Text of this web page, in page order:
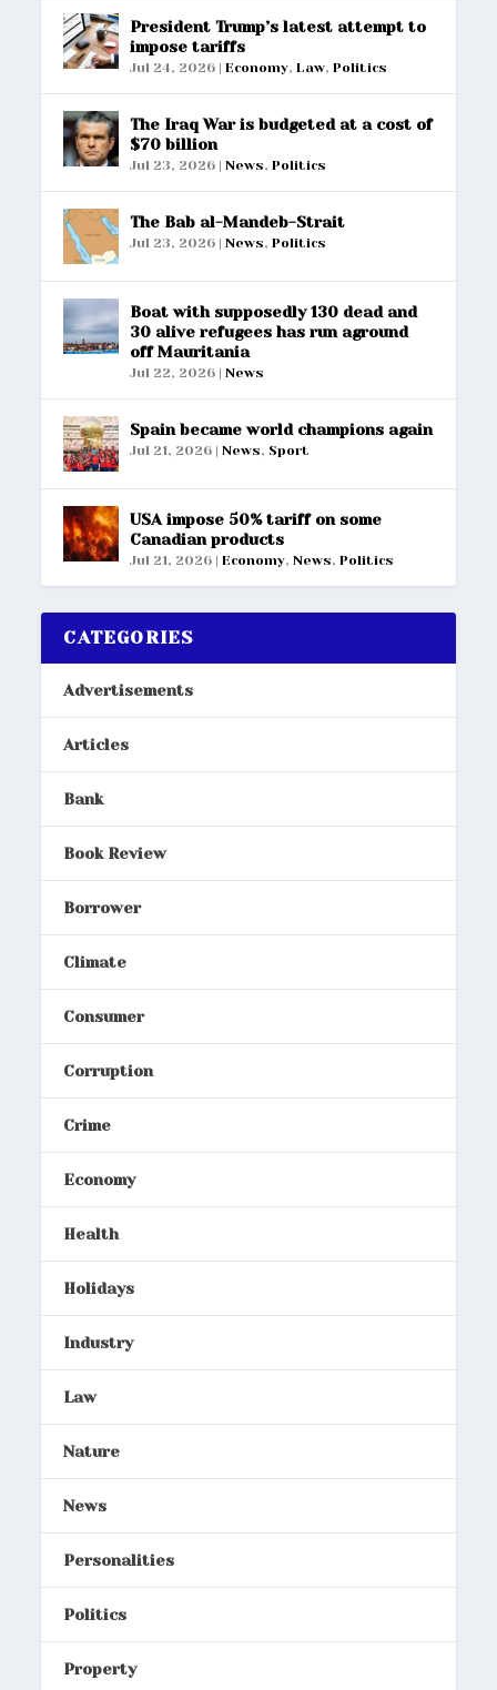
President Trump’s latest attempt to
impose tariffs
Jul 24, 2026 |Economy,Law,Politics
The Iraq War is budgeted at a cost of
$70 billion
Jul 23, 2026 |News,Politics
The Bab al-Mandeb-Strait
Jul 23, 2026 |News,Politics
Boat with supposedly 130 dead and
30 alive refugees has run aground
off Mauritania
Jul 22, 2026 |News
Spain became world champions again
Jul 21, 2026 |News, Sport
USA impose 50% tariff on some
Canadian products
Jul 21, 2026 |Economy,News,Politics
CATEGORIES
Advertisements
Articles
Bank
Book Review
Borrower
Climate
Consumer
Corruption
Crime
Economy
Health
Holidays
Industry
Law
Nature
News
Personalities
Politics
Property